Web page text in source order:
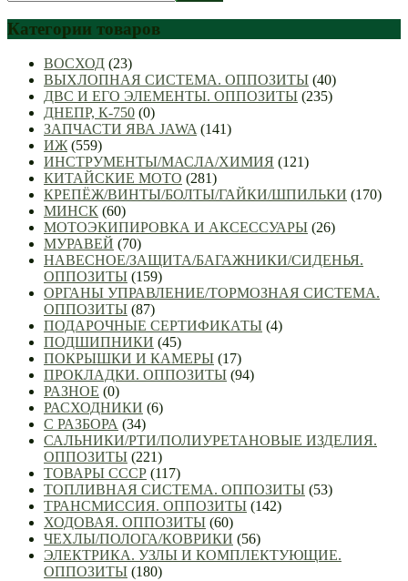
Категории товаров
ВОСХОД (23)
ВЫХЛОПНАЯ СИСТЕМА. ОППОЗИТЫ (40)
ДВС И ЕГО ЭЛЕМЕНТЫ. ОППОЗИТЫ (235)
ДНЕПР, К-750 (0)
ЗАПЧАСТИ ЯВА JAWA (141)
ИЖ (559)
ИНСТРУМЕНТЫ/МАСЛА/ХИМИЯ (121)
КИТАЙСКИЕ МОТО (281)
КРЕПЁЖ/ВИНТЫ/БОЛТЫ/ГАЙКИ/ШПИЛЬКИ (170)
МИНСК (60)
МОТОЭКИПИРОВКА И АКСЕССУАРЫ (26)
МУРАВЕЙ (70)
НАВЕСНОЕ/ЗАЩИТА/БАГАЖНИКИ/СИДЕНЬЯ.
ОППОЗИТЫ (159)
ОРГАНЫ УПРАВЛЕНИЕ/ТОРМОЗНАЯ СИСТЕМА.
ОППОЗИТЫ (87)
ПОДАРОЧНЫЕ СЕРТИФИКАТЫ (4)
ПОДШИПНИКИ (45)
ПОКРЫШКИ И КАМЕРЫ (17)
ПРОКЛАДКИ. ОППОЗИТЫ (94)
РАЗНОЕ (0)
РАСХОДНИКИ (6)
С РАЗБОРА (34)
САЛЬНИКИ/РТИ/ПОЛИУРЕТАНОВЫЕ ИЗДЕЛИЯ.
ОППОЗИТЫ (221)
ТОВАРЫ СССР (117)
ТОПЛИВНАЯ СИСТЕМА. ОППОЗИТЫ (53)
ТРАНСМИССИЯ. ОППОЗИТЫ (142)
ХОДОВАЯ. ОППОЗИТЫ (60)
ЧЕХЛЫ/ПОЛОГА/КОВРИКИ (56)
ЭЛЕКТРИКА. УЗЛЫ И КОМПЛЕКТУЮЩИЕ.
ОППОЗИТЫ (180)